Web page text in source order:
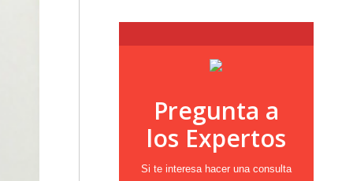
Pregunta a
los Expertos
Si te interesa hacer una consulta